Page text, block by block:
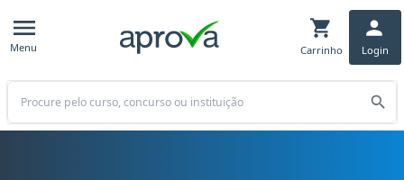
Menu Carrinho Login
Buscar